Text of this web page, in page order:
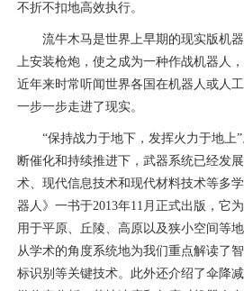
不折不扣地高效执行。
流牛木马是世界上早期的现实版机
上安装枪炮，使之成为一种作战机器人
近年来时常听闻世界各国在机器人或人
一步一步走进了现实。
“保持战力于地下，发挥火力于地上
断催化和持续推进下，武器系统已经发
术、现代信息技术和现代材料技术等多
器人》一书于2013年11月正式出版，它
用于平原、丘陵、高原以及狭小空间等
从学术的角度系统地为我们重点解读了
标识别等关键技术。此外还介绍了伞降